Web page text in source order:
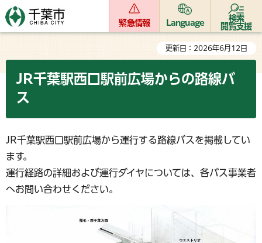
緊急情報 Language
検索
閲覧支援
更新日：2026年6月12日
JR千葉駅西口駅前広場からの路線バ
ス
JR千葉駅西口駅前広場から運行する路線バスを掲載してい
ます。
運行経路の詳細および運行ダイヤについては、各バス事業者
へお問い合わせください。